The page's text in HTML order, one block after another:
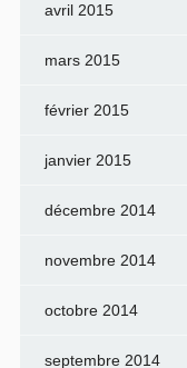
avril 2015
mars 2015
février 2015
janvier 2015
décembre 2014
novembre 2014
octobre 2014
septembre 2014